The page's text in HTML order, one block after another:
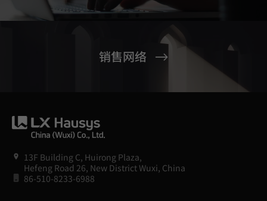
销售网络
13F Building C, Huirong Plaza,
Hefeng Road 26, New District Wuxi, China
86-510-8233-6988